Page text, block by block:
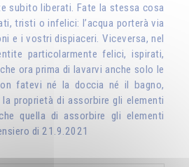
subito liberati. Fate la stessa cosa
tristi o infelici: l’acqua porterà via
e i vostri dispiaceri. Viceversa, nel
particolarmente felici, ispirati,
ora prima di lavarvi anche solo le
fatevi né la doccia né il bagno,
la proprietà di assorbire gli elementi
quella di assorbire gli elementi
di 21.9.2021